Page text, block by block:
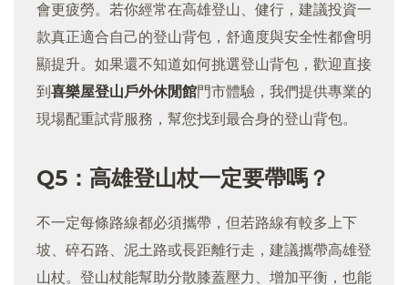
會更疲勞。若你經常在高雄登山、健行，建議投資一
款真正適合自己的登山背包，舒適度與安全性都會明
顯提升。如果還不知道如何挑選登山背包，歡迎直接
到喜樂屋登山戶外休閒館門市體驗，我們提供專業的
現場配重試背服務，幫您找到最合身的登山背包。
Q5：高雄登山杖一定要帶嗎？
不一定每條路線都必須攜帶，但若路線有較多上下
坡、碎石路、泥土路或長距離行走，建議攜帶高雄登
山杖。登山杖能幫助分散膝蓋壓力、增加平衡，也能